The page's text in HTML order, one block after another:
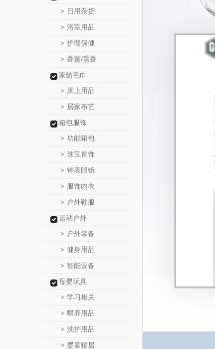
> 日用杂货
> 浴室用品
> 护理保健
> 香薰/熏香
家纺毛巾
> 床上用品
> 居家布艺
箱包服饰
> 功能箱包
> 珠宝首饰
> 钟表眼镜
> 服饰内衣
> 户外鞋服
运动户外
> 户外装备
> 健身用品
> 智能设备
母婴玩具
> 学习相关
> 喂养用品
> 洗护用品
> 婴童寝居